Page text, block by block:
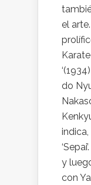
el
do
y
con